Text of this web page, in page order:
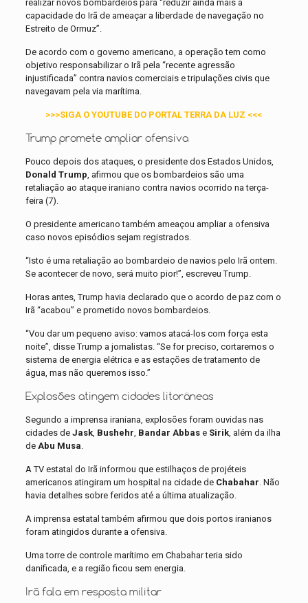
realizar novos bombardeios para “reduzir ainda mais a
capacidade do Irã de ameaçar a liberdade de navegação no
Estreito de Ormuz”.
De acordo com o governo americano, a operação tem como
objetivo responsabilizar o Irã pela “recente agressão
injustificada” contra navios comerciais e tripulações civis que
navegavam pela via marítima.
>>>SIGA O YOUTUBE DO PORTAL TERRA DA LUZ <<<
Trump promete ampliar ofensiva
Pouco depois dos ataques, o presidente dos Estados Unidos,
Donald Trump , afirmou que os bombardeios são uma
retaliação ao ataque iraniano contra navios ocorrido na terça-
feira (7).
O presidente americano também ameaçou ampliar a ofensiva
caso novos episódios sejam registrados.
“Isto é uma retaliação ao bombardeio de navios pelo Irã ontem.
Se acontecer de novo, será muito pior!”, escreveu Trump.
Horas antes, Trump havia declarado que o acordo de paz com o
Irã “acabou” e prometido novos bombardeios.
“Vou dar um pequeno aviso: vamos atacá-los com força esta
noite”, disse Trump a jornalistas. “Se for preciso, cortaremos o
sistema de energia elétrica e as estações de tratamento de
água, mas não queremos isso.”
Explosões atingem cidades litorâneas
Segundo a imprensa iraniana, explosões foram ouvidas nas
cidades de Jask, Bushehr Bandar Abbase Sirik, além da ilha
de Abu Musa
A TV estatal do Irã informou que estilhaços de projéteis
americanos atingiram um hospital na cidade de Chabahar . Não
havia detalhes sobre feridos até a última atualização.
A imprensa estatal também afirmou que dois portos iranianos
foram atingidos durante a ofensiva.
Uma torre de controle marítimo em Chabahar teria sido
danificada, e a região ficou sem energia.
Irã fala em resposta militar